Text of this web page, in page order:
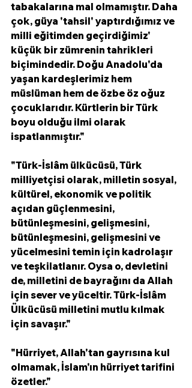
tabakalarına mal olmamıştır. Daha
çok, güya 'tahsil' yaptırdığımız ve
milli eğitimden geçirdiğimiz'
küçük bir zümrenin tahrikleri
biçimindedir. Doğu Anadolu'da
yaşan kardeşlerimiz hem
müslüman hem de özbe öz oğuz
çocuklarıdır. Kürtlerin bir Türk
boyu olduğu ilmi olarak
ispatlanmıştır."
"Türk-İslâm ülkücüsü, Türk
milliyetçisi olarak, milletin sosyal,
kültürel, ekonomik ve politik
açıdan güçlenmesini,
bütünleşmesini, gelişmesini,
bütünleşmesini, gelişmesini ve
yücelmesini temin için kadrolaşır
ve teşkilatlanır. Oysa o, devletini
de, milletini de bayrağını da Allah
için sever ve yüceltir. Türk-İslâm
Ülkücüsü milletini mutlu kılmak
için savaşır."
"Hürriyet, Allah'tan gayrısına kul
olmamak, İslam'ın hürriyet tarifini
özetler."